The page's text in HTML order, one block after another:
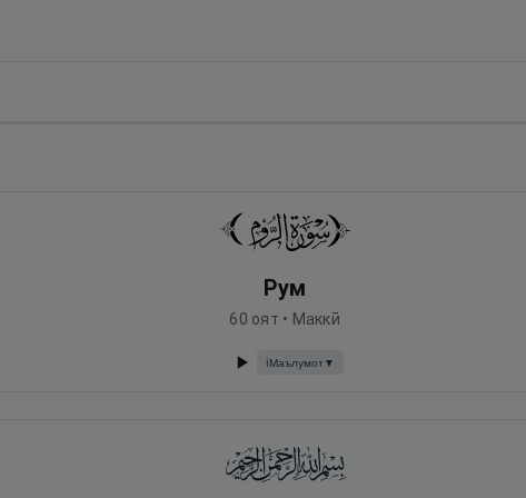
Рум
60 оят • Маккӣ
ℹ️Маълумот▼